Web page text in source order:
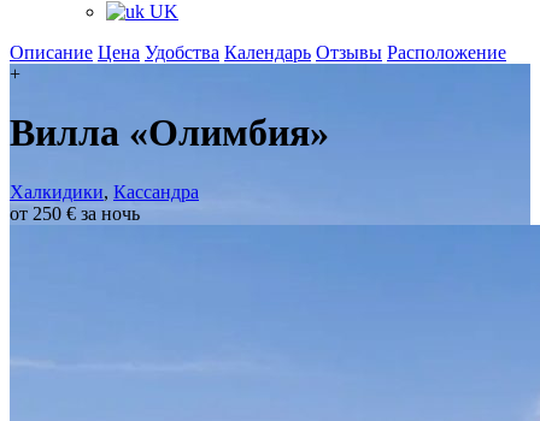
UK
Описание Цена Удобства Календарь Отзывы Расположение
+
Вилла «Олимбия»
Халкидики, Кассандра
от 250 € за ночь